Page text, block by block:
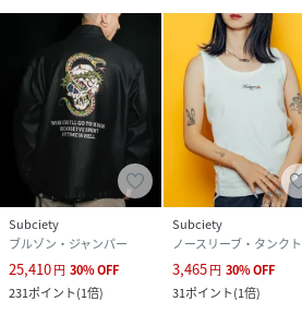
Subciety
ブルゾン・ジャンパー
25,410円 30%OFF
231ポイント(1倍)
Subciety
3,465円 30%OFF
31ポイント(1倍)